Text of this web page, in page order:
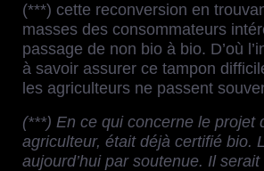
(***) cette reconversion en
masses des consommateurs
passage de non bio à bio. D’où
à savoir assurer ce tampon
les agriculteurs ne passent
(***) En ce qui concerne le projet
agriculteur, était déjà certifié bio.
aujourd’hui par soutenue. Il